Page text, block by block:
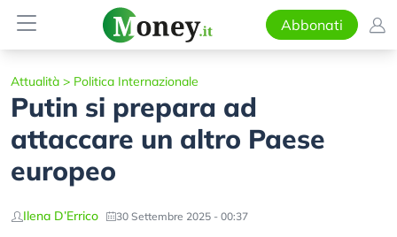
Abbonati
Attualità > Politica Internazionale
Putin si prepara ad
attaccare un altro Paese
europeo
Ilena D’Errico 30 Settembre 2025 - 00:37